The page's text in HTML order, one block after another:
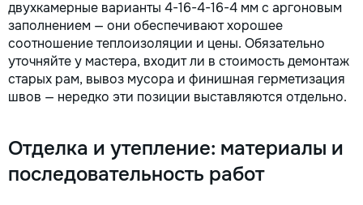
двухкамерные варианты 4-16-4-16-4 мм с аргоновым
заполнением — они обеспечивают хорошее
соотношение теплоизоляции и цены. Обязательно
уточняйте у мастера, входит ли в стоимость демонтаж
старых рам, вывоз мусора и финишная герметизация
швов — нередко эти позиции выставляются отдельно.
Отделка и утепление: материалы и
последовательность работ